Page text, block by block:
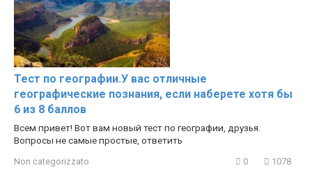
Тест по географии.У вас отличные
географические познания, если наберете хотя бы
6 из 8 баллов
Всем привет! Вот вам новый тест по географии, друзья.
Вопросы не самые простые, ответить
Non categorizzato 0 1078